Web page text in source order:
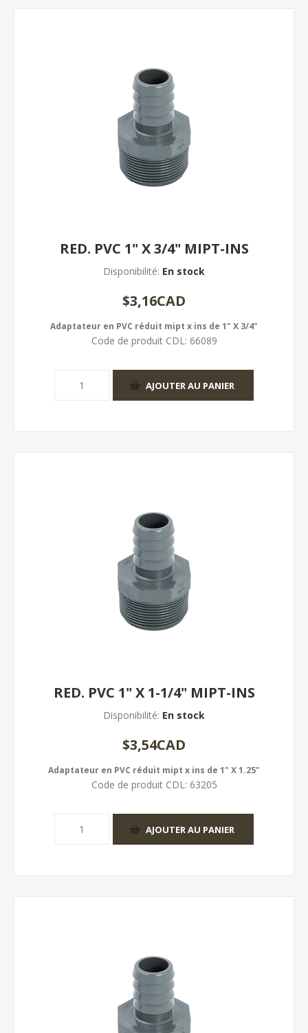
RED. PVC 1" X 3/4" MIPT-INS
Disponibilité: En stock
$3,16CAD
Adaptateur en PVC réduit mipt x ins de 1" X 3/4"
Code de produit CDL: 66089
RED. PVC 1" X 1-1/4" MIPT-INS
Disponibilité: En stock
$3,54CAD
Adaptateur en PVC réduit mipt x ins de 1" X 1.25"
Code de produit CDL: 63205